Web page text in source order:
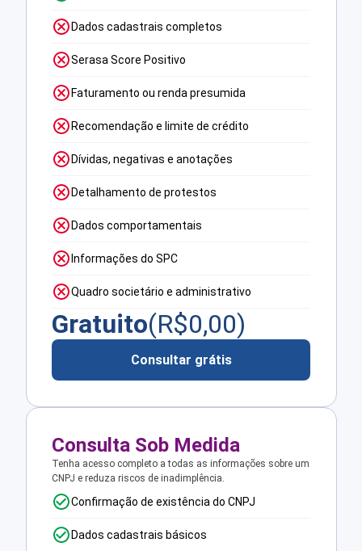
Dados cadastrais completos
Serasa Score Positivo
Faturamento ou renda presumida
Recomendação e limite de crédito
Dívidas, negativas e anotações
Detalhamento de protestos
Dados comportamentais
Informações do SPC
Quadro societário e administrativo
Gratuito(R$0,00)
Consultar grátis
Consulta Sob Medida
Tenha acesso completo a todas as informações sobre um
CNPJ e reduza riscos de inadimplência.
Confirmação de existência do CNPJ
Dados cadastrais básicos